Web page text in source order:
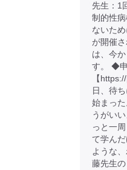
先生：1
制的性
ないた
が開催
は、今
す。 ◆申
【
日、待
始まっ
うがい
っと一
て学ん
ような
藤先生